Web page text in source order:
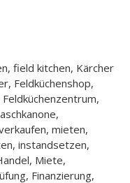
field kitchen, Kärcher
Feldküchenshop,
mieten,
instandsetzen,
Miete,
Finanzierung,